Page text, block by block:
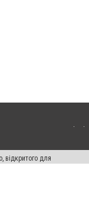
відкритого для